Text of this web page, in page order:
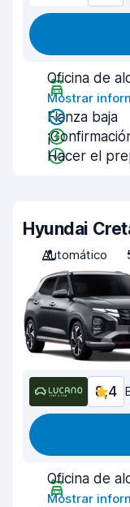
Oficina de
Mostrar
Fianza baja
Hacer el
Hyundai
Automático
8,4
Oficina de
Mostrar